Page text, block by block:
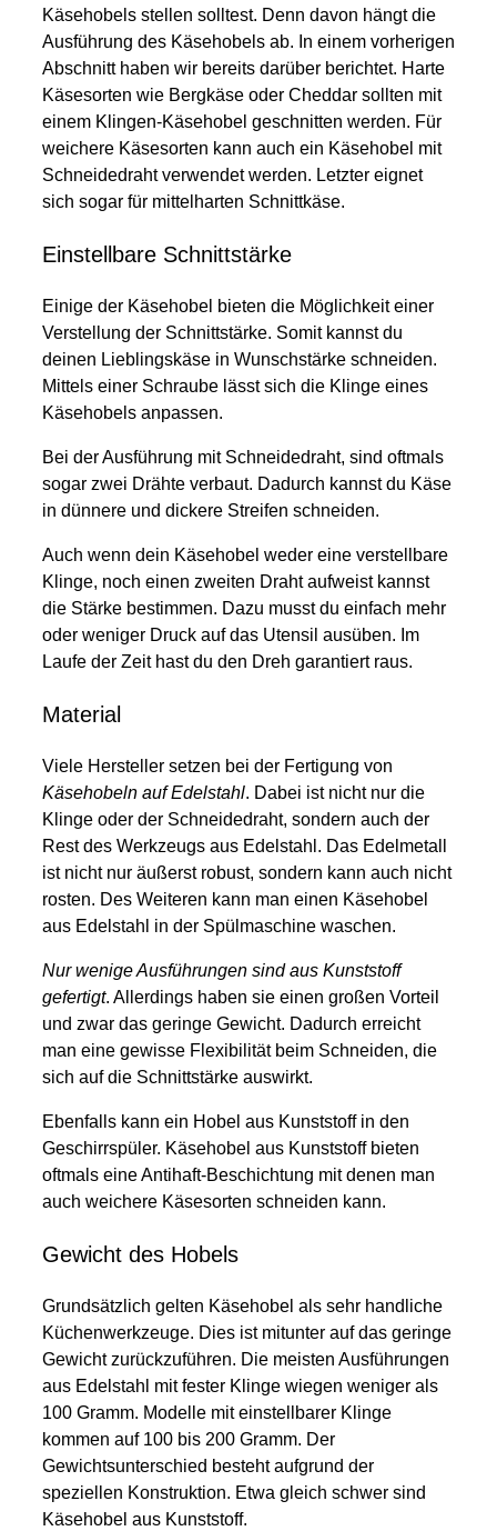
Käsehobels stellen solltest. Denn davon hängt die
Ausführung des Käsehobels ab. In einem vorherigen
Abschnitt haben wir bereits darüber berichtet. Harte
Käsesorten wie Bergkäse oder Cheddar sollten mit
einem Klingen-Käsehobel geschnitten werden. Für
weichere Käsesorten kann auch ein Käsehobel mit
Schneidedraht verwendet werden. Letzter eignet
sich sogar für mittelharten Schnittkäse.
Einstellbare Schnittstärke
Einige der Käsehobel bieten die Möglichkeit einer
Verstellung der Schnittstärke. Somit kannst du
deinen Lieblingskäse in Wunschstärke schneiden.
Mittels einer Schraube lässt sich die Klinge eines
Käsehobels anpassen.
Bei der Ausführung mit Schneidedraht, sind oftmals
sogar zwei Drähte verbaut. Dadurch kannst du Käse
in dünnere und dickere Streifen schneiden.
Auch wenn dein Käsehobel weder eine verstellbare
Klinge, noch einen zweiten Draht aufweist kannst
die Stärke bestimmen. Dazu musst du einfach mehr
oder weniger Druck auf das Utensil ausüben. Im
Laufe der Zeit hast du den Dreh garantiert raus.
Material
Viele Hersteller setzen bei der Fertigung von
Käsehobeln auf Edelstahl. Dabei ist nicht nur die
Klinge oder der Schneidedraht, sondern auch der
Rest des Werkzeugs aus Edelstahl. Das Edelmetall
ist nicht nur äußerst robust, sondern kann auch nicht
rosten. Des Weiteren kann man einen Käsehobel
aus Edelstahl in der Spülmaschine waschen.
Nur wenige Ausführungen sind aus Kunststoff
gefertigt. Allerdings haben sie einen großen Vorteil
und zwar das geringe Gewicht. Dadurch erreicht
man eine gewisse Flexibilität beim Schneiden, die
sich auf die Schnittstärke auswirkt.
Ebenfalls kann ein Hobel aus Kunststoff in den
Geschirrspüler. Käsehobel aus Kunststoff bieten
oftmals eine Antihaft-Beschichtung mit denen man
auch weichere Käsesorten schneiden kann.
Gewicht des Hobels
Grundsätzlich gelten Käsehobel als sehr handliche
Küchenwerkzeuge. Dies ist mitunter auf das geringe
Gewicht zurückzuführen. Die meisten Ausführungen
aus Edelstahl mit fester Klinge wiegen weniger als
100 Gramm. Modelle mit einstellbarer Klinge
kommen auf 100 bis 200 Gramm. Der
Gewichtsunterschied besteht aufgrund der
speziellen Konstruktion. Etwa gleich schwer sind
Käsehobel aus Kunststoff.